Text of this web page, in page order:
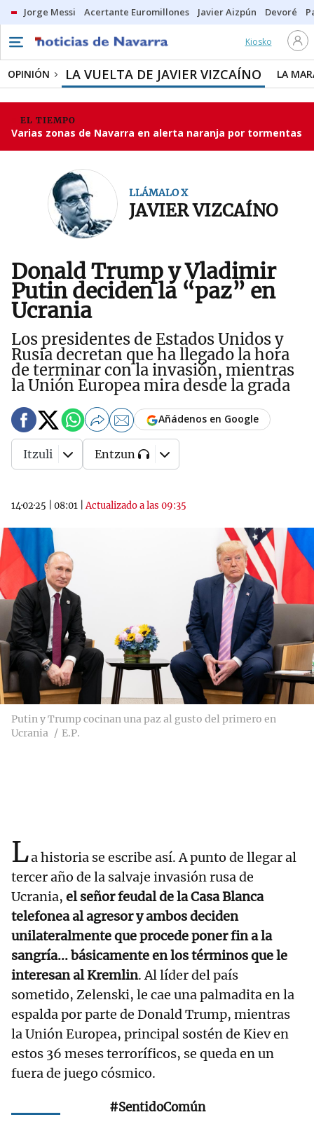
Jorge Messi Acertante Euromillones Javier Aizpún Devoré
Kiosko
OPINIÓN LA VUELTA DE JAVIER VIZCAÍNO LA
EL TIEMPO
Varias zonas de Navarra en alerta naranja por tormentas
LLÁMALO X
JAVIER VIZCAÍNO
Donald Trump y Vladimir
Putin deciden la “paz” en
Ucrania
Los presidentes de Estados Unidos y
Rusia decretan que ha llegado la hora
de terminar con la invasión, mientras
la Unión Europea mira desde la grada
14·02·25 08:01 |Actualizado a las 09:35
Añádenos en Google
Itzuli Entzun
Putin y Trump cocinan una paz al gusto del primero en
Ucrania
E.P.
La historia se escribe así. A punto de llegar al
tercer año de la salvaje invasión rusa de
Ucrania, el señor feudal de la Casa Blanca
telefonea al agresor y ambos deciden
unilateralmente que procede poner fin a la
sangría... básicamente en los términos que le
interesan al Kremlin. Al líder del país
sometido, Zelenski, le cae una palmadita en la
espalda por parte de Donald Trump, mientras
la Unión Europea, principal sostén de Kiev en
estos 36 meses terroríficos, se queda en un
fuera de juego cósmico.
#SentidoComún